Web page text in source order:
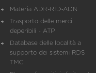
Materia ADR-RID-ADN
Trasporto delle merci
deperibili - ATP
Database delle località a
supporto dei sistemi RDS
TMC